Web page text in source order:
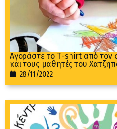
Aγοράστε το Τ-shirt από τον
και τους μαθητές του
28/11/2022